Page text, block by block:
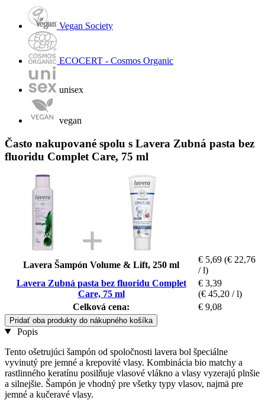
Vegan Society
ECOCERT - Cosmos Organic
unisex
vegan
Často nakupované spolu s Lavera Zubná pasta bez
fluoridu Complet Care, 75 ml
Lavera Šampón Volume & Lift, 250 ml
€ 5,69 (€ 22,76
/ l)
Lavera Zubná pasta bez fluoridu Complet
Care, 75 ml
€ 3,39
(€ 45,20 / l)
Celková cena:
€ 9,08
Pridať oba produkty do nákupného košíka
Popis
Tento ošetrujúci šampón od spoločnosti lavera bol špeciálne
vyvinutý pre jemné a krepovité vlasy. Kombinácia bio matchy a
rastlinného keratínu posilňuje vlasové vlákno a vlasy vyzerajú plnšie
a silnejšie. Šampón je vhodný pre všetky typy vlasov, najmä pre
jemné a kučeravé vlasy.